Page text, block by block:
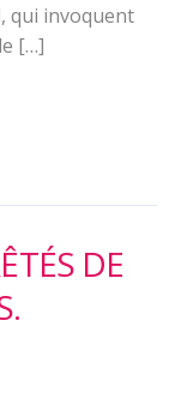
qui invoquent
[…]
DE